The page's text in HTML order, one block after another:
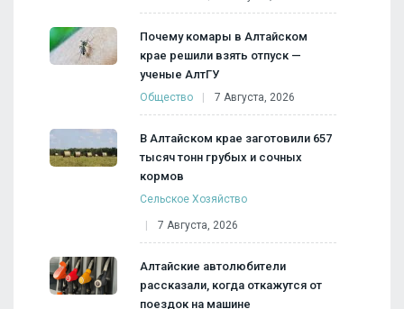
Почему комары в Алтайском
крае решили взять отпуск —
ученые АлтГУ
Общество 7 Августа, 2026
В Алтайском крае заготовили 657
тысяч тонн грубых и сочных
кормов
Сельское Хозяйство
7 Августа, 2026
Алтайские автолюбители
рассказали, когда откажутся от
поездок на машине